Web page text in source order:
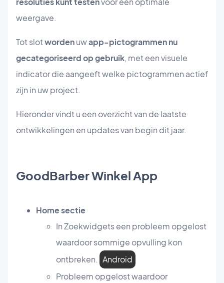
weergave.
Tot slotwordenuwapp-pictogrammen nu
gecategoriseerd op gebruik, met een visuele
indicator die aangeeft welke pictogrammen actief
zijn in uw project.
Hieronder vindt u een overzicht van de laatste
ontwikkelingen en updates van begin dit jaar.
GoodBarber Winkel App
Home sectie
In Zoekwidgets een probleem opgelost
waardoor sommige opvulling kon
ontbreken. Android
Probleem opgelost waardoor